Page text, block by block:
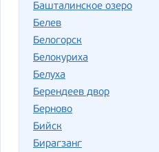
Башталинское озеро
Белев
Белогорск
Белокуриха
Белуха
Берендеев двор
Берново
Бийск
Бирагзанг